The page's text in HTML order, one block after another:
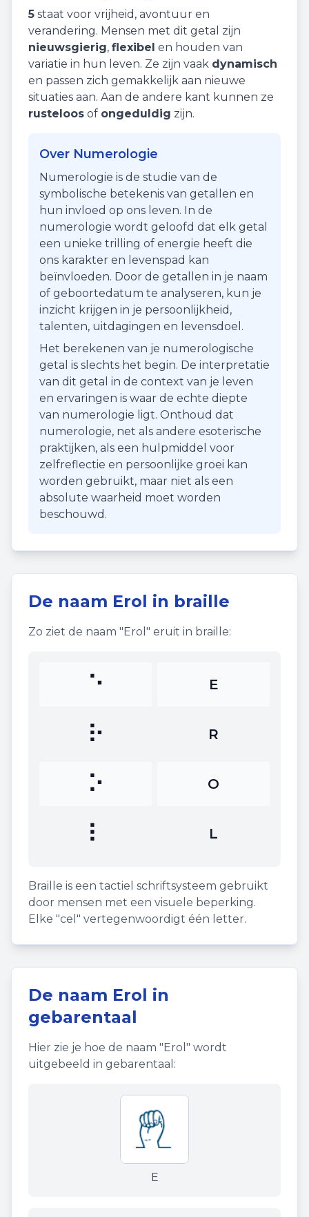
5 staat voor vrijheid , avontuur en
verandering. Mensen met dit getal zijn
nieuwsgierig, flexibel en houden van
variatie in hun leven. Ze zijn vaak dynamisch
en passen zich gemakkelijk aan nieuwe
situaties aan. Aan de andere kant kunnen ze
rusteloos of ongeduldig zijn.
Over Numerologie
Numerologie is de studie van de
symbolische betekenis van getallen en
hun invloed op ons leven. In de
numerologie wordt geloofd dat elk getal
een unieke trilling of energie heeft die
ons karakter en levenspad kan
beïnvloeden. Door de getallen in je naam
of geboortedatum te analyseren, kun je
inzicht krijgen in je persoonlijkheid,
talenten, uitdagingen en levensdoel.
Het berekenen van je numerologische
getal is slechts het begin. De interpretatie
van dit getal in de context van je leven
en ervaringen is waar de echte diepte
van numerologie ligt. Onthoud dat
numerologie, net als andere esoterische
praktijken, als een hulpmiddel voor
zelfreflectie en persoonlijke groei kan
worden gebruikt, maar niet als een
absolute waarheid moet worden
beschouwd.
De naam Erol in braille
Zo ziet de naam "Erol " eruit in braille:
⠑ E
⠗ R
⠕ O
⠇ L
Braille is een tactiel schriftsysteem gebruikt
door mensen met een visuele beperking.
Elke "cel" vertegenwoordigt één letter.
De naam Erol in
gebarentaal
Hier zie je hoe de naam "Erol " wordt
uitgebeeld in gebarentaal:
E